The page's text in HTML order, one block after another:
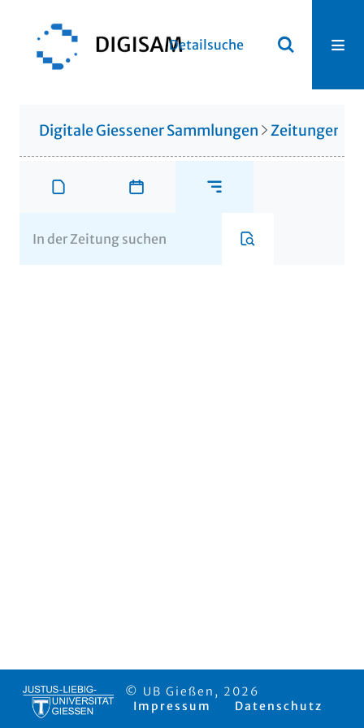
Detailsuche
Digitale Giessener Sammlungen Zeitungen
© UB Gießen, 2026
Impressum
Datenschutz